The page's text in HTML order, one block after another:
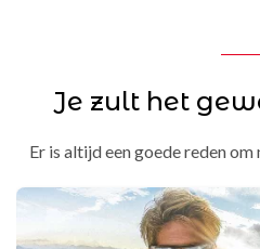
Je zult het
Er is altijd een goede reden